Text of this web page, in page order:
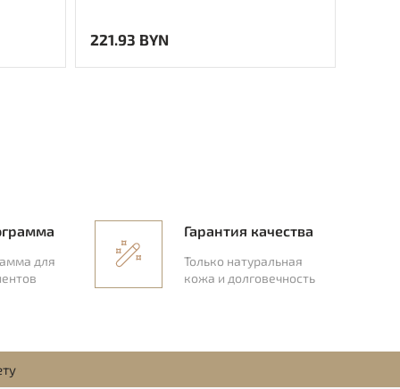
221.93 BYN
для
Гарантия качества
Только натуральная
кожа и долговечность